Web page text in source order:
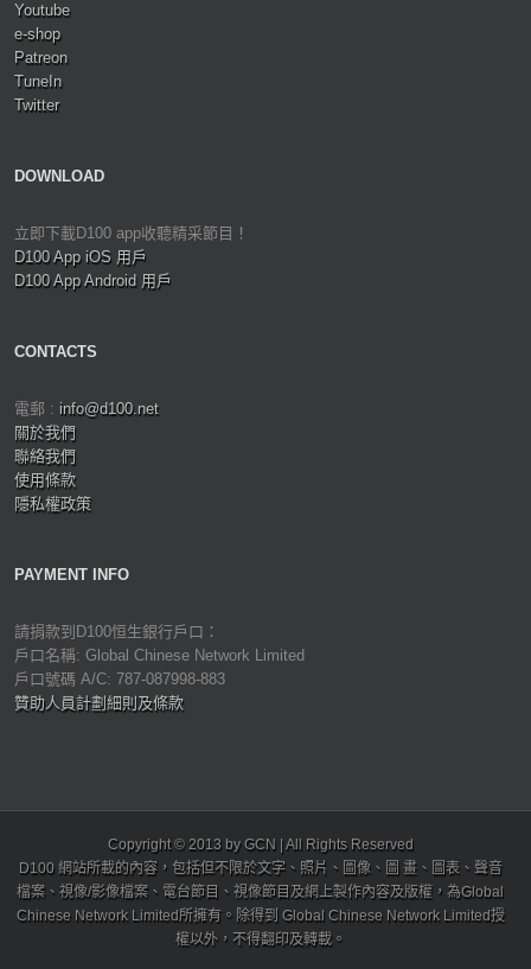
Youtube
e-shop
Patreon
TuneIn
Twitter
DOWNLOAD
立即下載D100 app收聽精采節目！
D100 App iOS 用戶
D100 App Android 用戶
CONTACTS
電郵 : info@d100.net
關於我們
聯絡我們
使用條款
隱私權政策
PAYMENT INFO
請捐款到D100恒生銀行戶口：
戶口名稱: Global Chinese Network Limited
戶口號碼 A/C: 787-087998-883
贊助人員計劃細則及條款
Copyright © 2013 by GCN | All Rights Reserved
D100 網站所載的內容，包括但不限於文字、照片、圖像、圖 畫、圖表、聲音
檔案、視像/影像檔案、電台節目、視像節目及網上製作內容及版權，為Global
Chinese Network Limited所擁有。除得到 Global Chinese Network Limited授
權以外，不得翻印及轉載。